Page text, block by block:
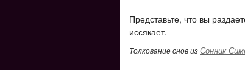
Представьте, что вы
иссякает.
Толкование снов изСонник